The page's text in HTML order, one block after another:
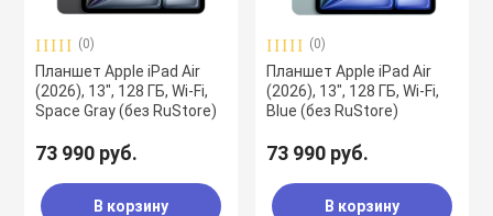
(0)
Планшет Apple iPad Air
(2026), 13", 128 ГБ, Wi-Fi,
Space Gray (без RuStore)
73 990 руб.
В корзину
(0)
Планшет Apple iPad Air
(2026), 13", 128 ГБ, Wi-Fi,
Blue (без RuStore)
73 990 руб.
В корзину